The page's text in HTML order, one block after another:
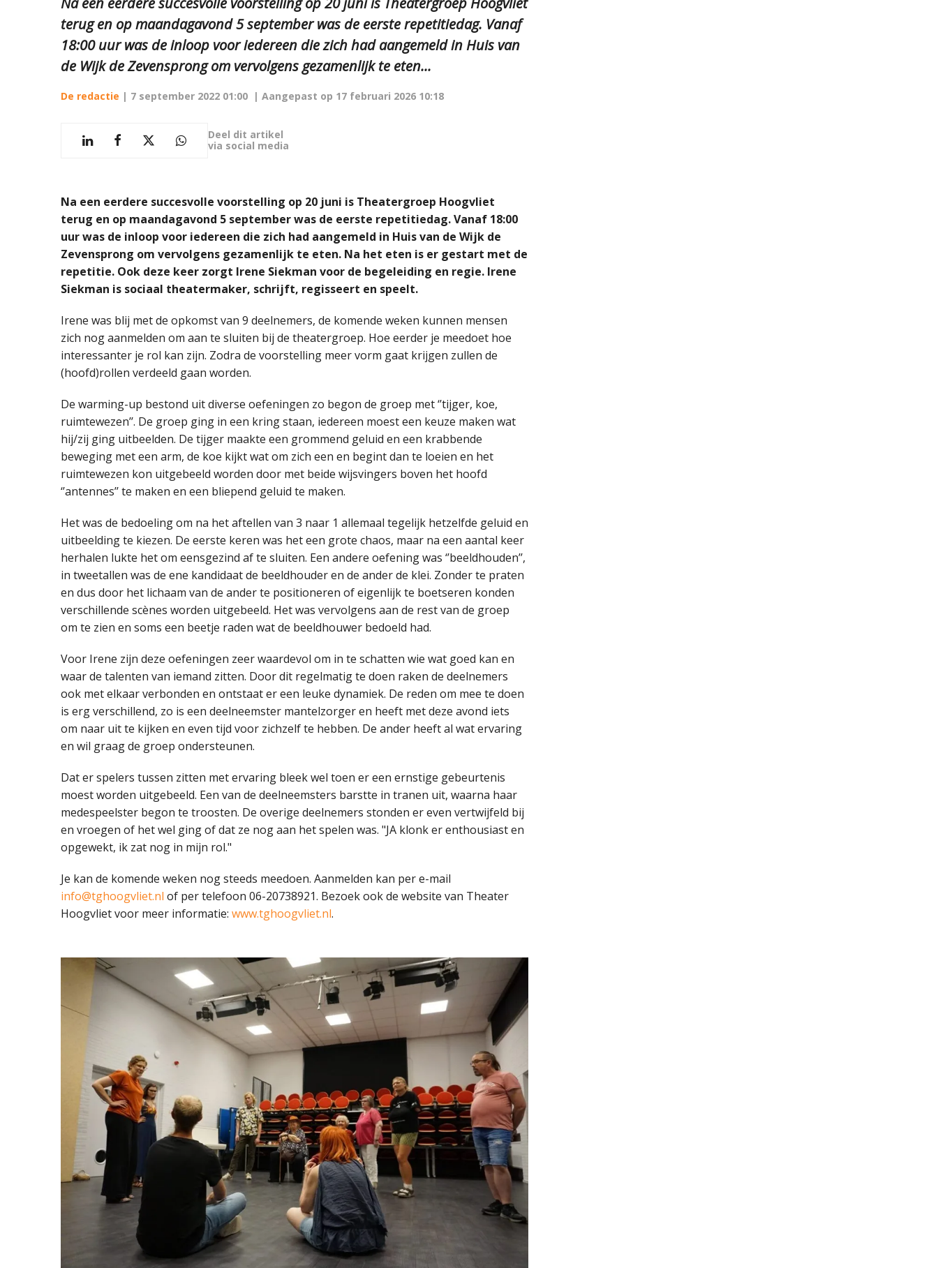
terug en op maandagavond 5 september was de eerste repetitiedag. Vanaf
18:00 uur was de inloop voor iedereen die zich had aangemeld in Huis van
de Wijk de Zevensprong om vervolgens gezamenlijk te eten...
De redactie | 7 september 2022 01:00 | Aangepast op 17 februari 2026 10:18
Deel dit artikel
via social media
Na een eerdere succesvolle voorstelling op 20 juni is Theatergroep Hoogvliet
terug en op maandagavond 5 september was de eerste repetitiedag. Vanaf 18:00
uur was de inloop voor iedereen die zich had aangemeld in Huis van de Wijk de
Zevensprong om vervolgens gezamenlijk te eten. Na het eten is er gestart met de
repetitie. Ook deze keer zorgt Irene Siekman voor de begeleiding en regie. Irene
Siekman is sociaal theatermaker, schrijft, regisseert en speelt.
Irene was blij met de opkomst van 9 deelnemers, de komende weken kunnen mensen
zich nog aanmelden om aan te sluiten bij de theatergroep. Hoe eerder je meedoet hoe
interessanter je rol kan zijn. Zodra de voorstelling meer vorm gaat krijgen zullen de
(hoofd)rollen verdeeld gaan worden.
De warming-up bestond uit diverse oefeningen zo begon de groep met ‘’tijger, koe,
ruimtewezen’’. De groep ging in een kring staan, iedereen moest een keuze maken wat
hij/zij ging uitbeelden. De tijger maakte een grommend geluid en een krabbende
beweging met een arm, de koe kijkt wat om zich een en begint dan te loeien en het
ruimtewezen kon uitgebeeld worden door met beide wijsvingers boven het hoofd
‘’antennes’’ te maken en een bliepend geluid te maken.
Het was de bedoeling om na het aftellen van 3 naar 1 allemaal tegelijk hetzelfde geluid en
uitbeelding te kiezen. De eerste keren was het een grote chaos, maar na een aantal keer
herhalen lukte het om eensgezind af te sluiten. Een andere oefening was ‘’beeldhouden’’,
in tweetallen was de ene kandidaat de beeldhouder en de ander de klei. Zonder te praten
en dus door het lichaam van de ander te positioneren of eigenlijk te boetseren konden
verschillende scènes worden uitgebeeld. Het was vervolgens aan de rest van de groep
om te zien en soms een beetje raden wat de beeldhouwer bedoeld had.
Voor Irene zijn deze oefeningen zeer waardevol om in te schatten wie wat goed kan en
waar de talenten van iemand zitten. Door dit regelmatig te doen raken de deelnemers
ook met elkaar verbonden en ontstaat er een leuke dynamiek. De reden om mee te doen
is erg verschillend, zo is een deelneemster mantelzorger en heeft met deze avond iets
om naar uit te kijken en even tijd voor zichzelf te hebben. De ander heeft al wat ervaring
en wil graag de groep ondersteunen.
Dat er spelers tussen zitten met ervaring bleek wel toen er een ernstige gebeurtenis
moest worden uitgebeeld. Een van de deelneemsters barstte in tranen uit, waarna haar
medespeelster begon te troosten. De overige deelnemers stonden er even vertwijfeld bij
en vroegen of het wel ging of dat ze nog aan het spelen was. "JA klonk er enthousiast en
opgewekt, ik zat nog in mijn rol."
Je kan de komende weken nog steeds meedoen. Aanmelden kan per e-mail
info@tghoogvliet.nl of per telefoon 06-20738921. Bezoek ook de website van Theater
Hoogvliet voor meer informatie: www.tghoogvliet.nl.